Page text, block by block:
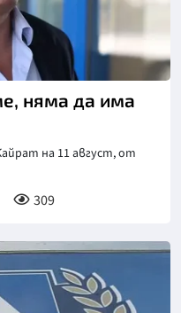
няма да има
на 11 август, от
309